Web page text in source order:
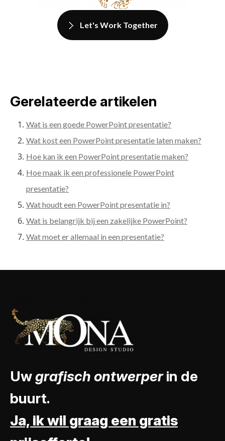
Let's Work Together
Gerelateerde artikelen
Wat is een goede PowerPoint presentatie?
Wat kost een PowerPoint presentatie laten maken?
Hoe kan ik een PowerPoint presentatie maken?
Hoe maak ik een professionele PowerPoint
presentatie?
Wat houdt een PowerPoint presentatie in?
Wat is belangrijk bij een zakelijke PowerPoint?
Wat moet er allemaal in een presentatie?
Uwgrafisch ontwerperin de
buurt.
Ja, ik wil graag een gratis